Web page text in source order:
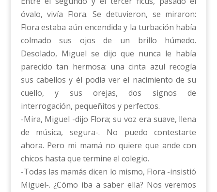
óvalo, vivía Flora. Se detuvieron, se miraron:
Flora estaba aún encendida y la turbación había
colmado sus ojos de un brillo húmedo.
Desolado, Miguel se dijo que nunca le había
parecido tan hermosa: una cinta azul recogía
sus cabellos y él podía ver el nacimiento de su
cuello, y sus orejas, dos signos de
interrogación, pequeñitos y perfectos.
-Mira, Miguel -dijo Flora; su voz era suave, llena
de música, segura-. No puedo contestarte
ahora. Pero mi mamá no quiere que ande con
chicos hasta que termine el colegio.
-Todas las mamás dicen lo mismo, Flora -insistió
Miguel-. ¿Cómo iba a saber ella? Nos veremos